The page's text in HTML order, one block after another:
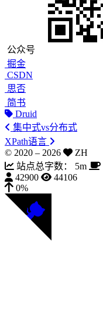
公众号
掘金
CSDN
思否
简书
Druid
集中式vs分布式
XPath语言
© 2020 – 2026
ZH
站点总字数：
5m
42900
44106
0%